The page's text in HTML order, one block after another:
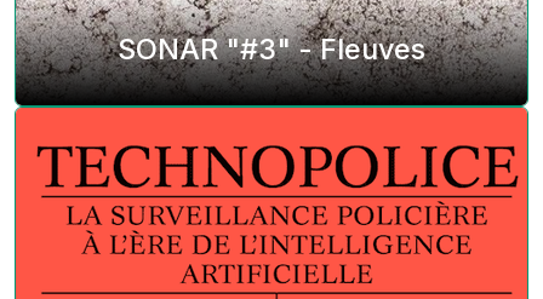
SONAR "#3" - Fleuves